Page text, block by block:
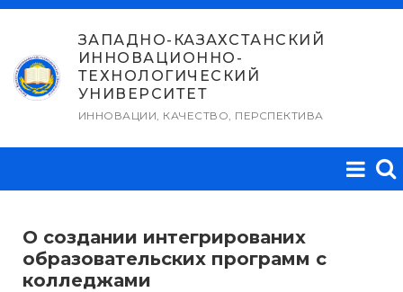
Перейти
содержимому
ЗАПАДНО-КАЗАХСТАНСКИЙ
ИННОВАЦИОННО-
ТЕХНОЛОГИЧЕСКИЙ
УНИВЕРСИТЕТ
ИННОВАЦИИ, КАЧЕСТВО, ПЕРСПЕКТИВА
О создании интегрированих
образовательских программ с
колледжами